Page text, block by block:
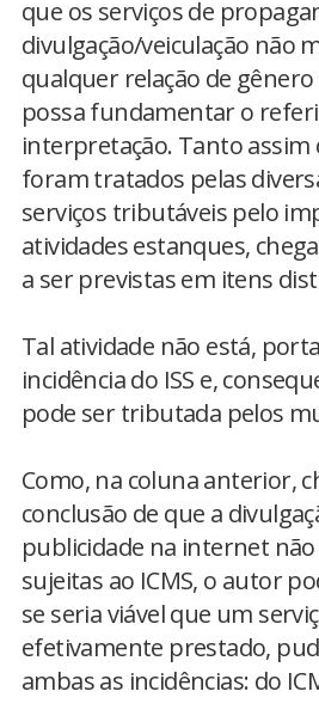
que os serviços de
divulgação/veiculação não
qualquer relação de gênero
possa fundamentar o
interpretação. Tanto assim
foram tratados pelas
serviços tributáveis pelo
atividades estanques,
a ser previstas em itens
Tal atividade não está,
incidência do ISS e,
pode ser tributada pelos
Como, na coluna anterior,
conclusão de que a
publicidade na internet
sujeitas ao ICMS, o autor
se seria viável que um
efetivamente prestado,
ambas as incidências: do